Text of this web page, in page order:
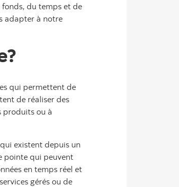
du temps et de
adapter à notre
qui permettent de
de réaliser des
produits ou à
existent depuis un
pointe qui peuvent
en temps réel et
gérés ou de